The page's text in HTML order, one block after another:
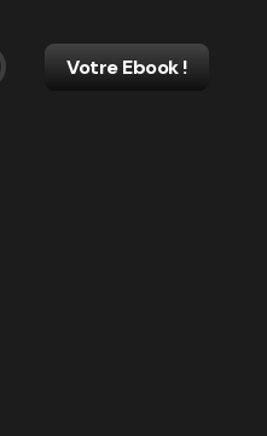
Votre Ebook !